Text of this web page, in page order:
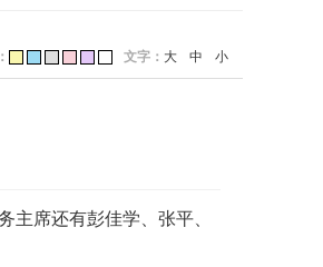
文字： 大 中 小
主席还有彭佳学、张平、